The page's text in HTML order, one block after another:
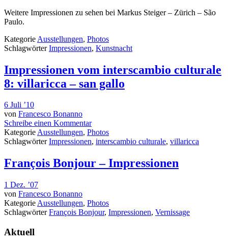
Weitere Impressionen zu sehen bei Markus Steiger – Zürich – São
Paulo.
Kategorie Ausstellungen, Photos
SchlagwörterImpressionen, Kunstnacht
Impressionen vom interscambio culturale
8: villaricca – san gallo
6 Juli ’10
von Francesco Bonanno
Schreibe einen Kommentar
KategorieAusstellungen, Photos
SchlagwörterImpressionen, interscambio culturale, villaricca
François Bonjour – Impressionen
1 Dez. ’07
von Francesco Bonanno
Kategorie Ausstellungen, Photos
SchlagwörterFrançois Bonjour, Impressionen, Vernissage
Aktuell